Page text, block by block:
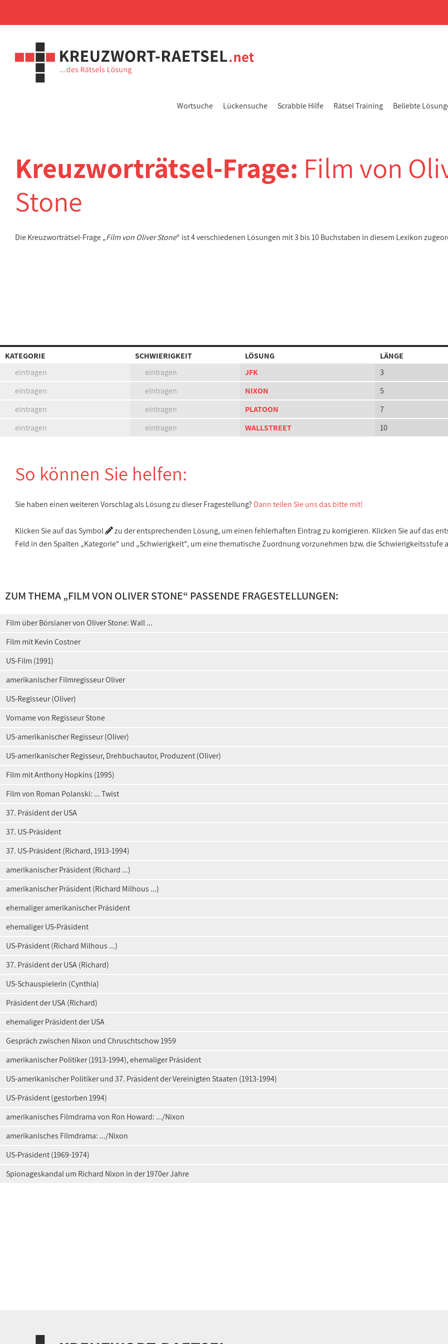
Wortsuche Lückensuche Scrabble Hilfe Rätsel Training Beliebte
Kreuzworträtsel-Frage: Film von
Stone
Die Kreuzworträtsel-Frage „Film von Oliver Stone“ ist 4 verschiedenen Lösungen mit 3 bis 10 Buchstaben in diesem Lexikon
KATEGORIE SCHWIERIGKEIT LÖSUNG
LÄNGE
eintragen
eintragen JFK
3
eintragen
eintragen NIXON
5
eintragen
eintragen PLATOON
7
eintragen
eintragen WALLSTREET 10
So können Sie helfen:
Sie haben einen weiteren Vorschlag als Lösung zu dieser Fragestellung? Dann teilen Sie uns das bitte mit!
Klicken Sie auf das Symbol
zu der entsprechenden Lösung, um einen fehlerhaften Eintrag zu korrigieren. Klicken Sie auf das
Feld in den Spalten „Kategorie“ und „Schwierigkeit“, um eine thematische Zuordnung vorzunehmen bzw. die Schwierigkeitsstufe
ZUM THEMA „FILM VON OLIVER STONE“ PASSENDE FRAGESTELLUNGEN:
Film über Börsianer von Oliver Stone: Wall ...
Film mit Kevin Costner
US-Film (1991)
amerikanischer Filmregisseur Oliver
US-Regisseur (Oliver)
Vorname von Regisseur Stone
US-amerikanischer Regisseur (Oliver)
US-amerikanischer Regisseur, Drehbuchautor, Produzent (Oliver)
Film mit Anthony Hopkins (1995)
Film von Roman Polanski: ... Twist
37. Präsident der USA
37. US-Präsident
37. US-Präsident (Richard, 1913-1994)
amerikanischer Präsident (Richard ...)
amerikanischer Präsident (Richard Milhous ...)
ehemaliger amerikanischer Präsident
ehemaliger US-Präsident
US-Präsident (Richard Milhous ...)
37. Präsident der USA (Richard)
US-Schauspielerin (Cynthia)
Präsident der USA (Richard)
ehemaliger Präsident der USA
Gespräch zwischen Nixon und Chruschtschow 1959
amerikanischer Politiker (1913-1994), ehemaliger Präsident
US-amerikanischer Politiker und 37. Präsident der Vereinigten Staaten (1913-1994)
US-Präsident (gestorben 1994)
amerikanisches Filmdrama von Ron Howard: .../Nixon
amerikanisches Filmdrama: .../Nixon
US-Präsident (1969-1974)
Spionageskandal um Richard Nixon in der 1970er Jahre